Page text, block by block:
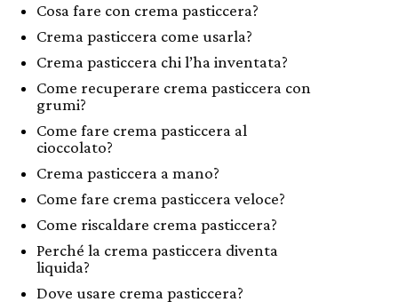
Cosa fare con crema pasticcera?
Crema pasticcera come usarla?
Crema pasticcera chi l’ha inventata?
Come recuperare crema pasticcera con
grumi?
Come fare crema pasticcera al
cioccolato?
Crema pasticcera a mano?
Come fare crema pasticcera veloce?
Come riscaldare crema pasticcera?
Perché la crema pasticcera diventa
liquida?
Dove usare crema pasticcera?